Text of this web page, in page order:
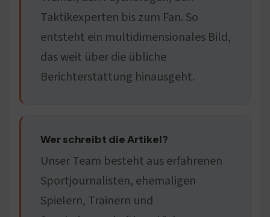
Taktikexperten bis zum Fan. So
entsteht ein multidimensionales Bild,
das weit über die übliche
Berichterstattung hinausgeht.
Wer schreibt die Artikel?
Unser Team besteht aus erfahrenen
Sportjournalisten, ehemaligen
Spielern, Trainern und